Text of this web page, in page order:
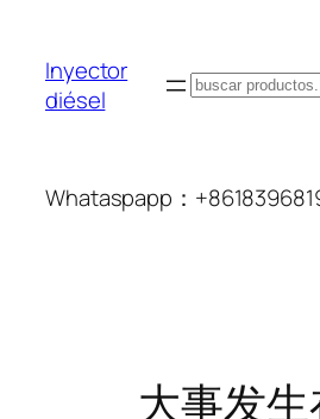
Inyector
diésel
搜
Whataspapp：
大事发生